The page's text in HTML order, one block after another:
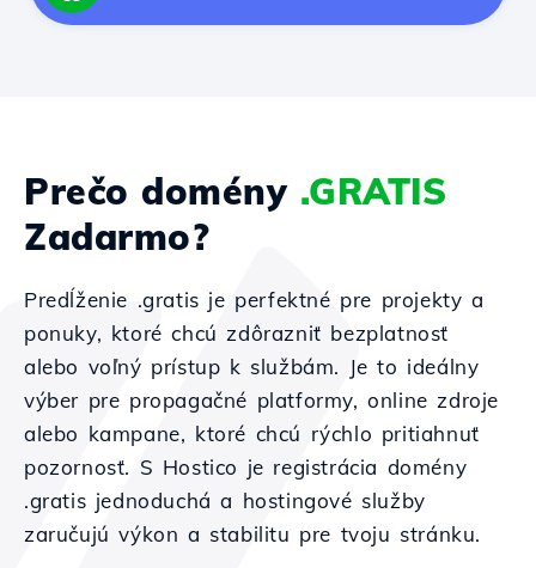
Prečo domény .GRATIS
Zadarmo?
Predĺženie .gratis je perfektné pre projekty a
ponuky, ktoré chcú zdôrazniť bezplatnosť
alebo voľný prístup k službám. Je to ideálny
výber pre propagačné platformy, online zdroje
alebo kampane, ktoré chcú rýchlo pritiahnuť
pozornosť. S Hostico je registrácia domény
.gratis jednoduchá a hostingové služby
zaručujú výkon a stabilitu pre tvoju stránku.